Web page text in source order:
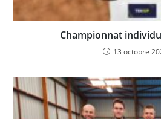
Championnat
13 octobre